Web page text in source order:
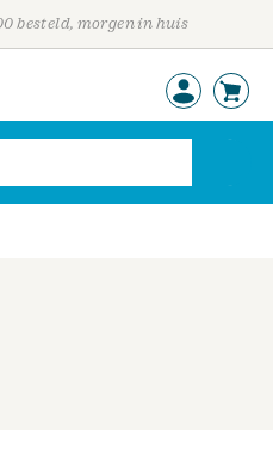
besteld, morgen in huis